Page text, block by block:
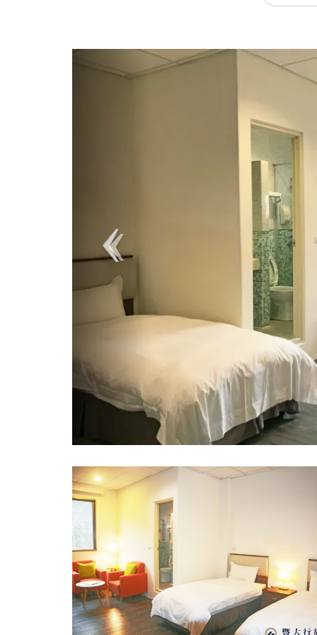
Previous